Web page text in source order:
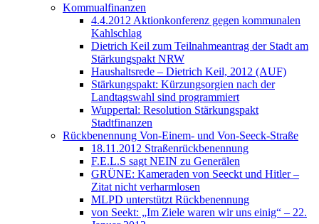
Kommualfinanzen
4.4.2012 Aktionkonferenz gegen kommunalen
Kahlschlag
Dietrich Keil zum Teilnahmeantrag der Stadt am
Stärkungspakt NRW
Haushaltsrede – Dietrich Keil, 2012 (AUF)
Stärkungspakt: Kürzungsorgien nach der
Landtagswahl sind programmiert
Wuppertal: Resolution Stärkungspakt
Stadtfinanzen
Rückbenennung Von-Einem- und Von-Seeck-Straße
18.11.2012 Straßenrückbenennung
F.E.L.S sagt NEIN zu Generälen
GRÜNE: Kameraden von Seeckt und Hitler –
Zitat nicht verharmlosen
MLPD unterstützt Rückbenennung
von Seekt: „Im Ziele waren wir uns einig“ – 22.